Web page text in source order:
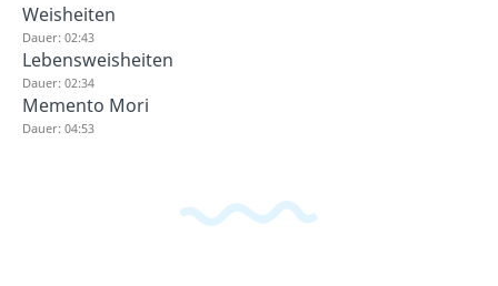
Weisheiten
Dauer: 02:43
Lebensweisheiten
Dauer: 02:34
Memento Mori
Dauer: 04:53